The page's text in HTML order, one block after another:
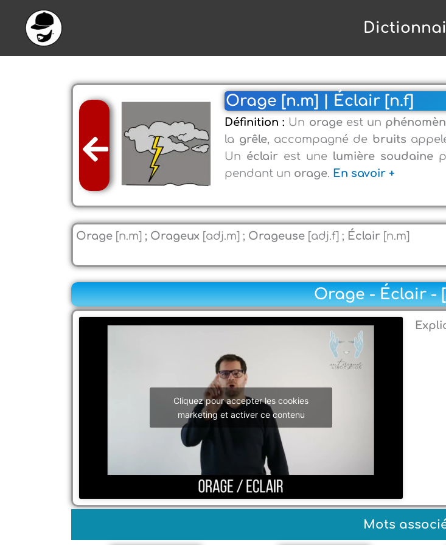
contenu
Orage [n.m] | Éclair [n.f]
Définition : Un orageest un
la grêle, accompagné de bruits
Un éclair est une lumière soudaine
pendant un orage. En savoir +
Orage [n.m] ; Orageux [adj.m] ; Orageuse [adj.f] ; Éclair [n.m]
Orage - Éclair -
Cliquez pour accepter les cookies
marketing et activer ce contenu
Mots